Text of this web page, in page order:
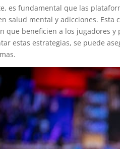
es fundamental que las
salud mental y adicciones.
que beneficien a los jugadores
estas estrategias, se puede